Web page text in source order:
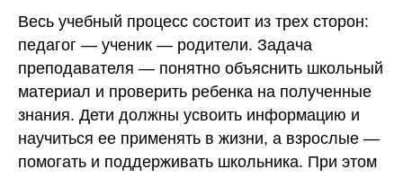
Весь учебный процесс состоит из трех сторон:
педагог — ученик — родители. Задача
преподавателя — понятно объяснить школьный
материал и проверить ребенка на полученные
знания. Дети должны усвоить информацию и
научиться ее применять в жизни, а взрослые —
помогать и поддерживать школьника. При этом